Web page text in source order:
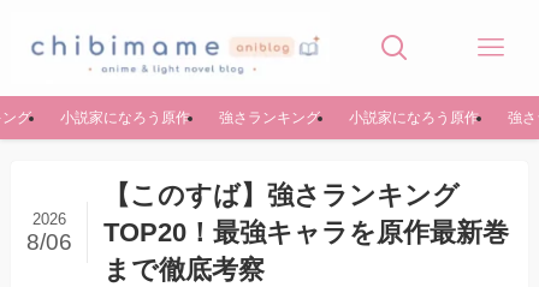
グ 小説家になろう原作 強さランキング 小説家になろう原作 強
【このすば】強さランキング
TOP20！最強キャラを原作最新巻
まで徹底考察
2026
8/06